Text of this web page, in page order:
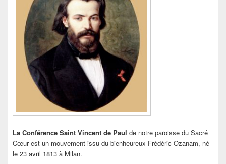
La Conférence Saint Vincent de Paul de notre paroisse du Sacré
Cœur est un mouvement issu du bienheureux Frédéric Ozanam, né
le 23 avril 1813 à Milan.